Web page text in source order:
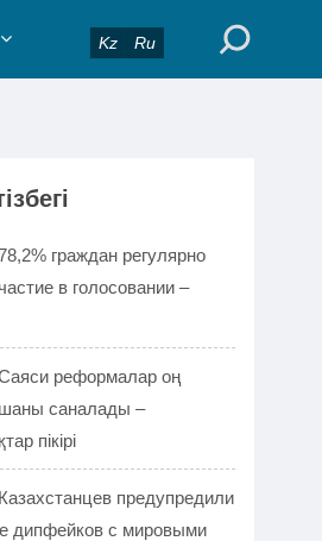
Kz Ru
граждан регулярно
в голосовании –
реформалар оң
саналады –
пікірі
Казахстанцев предупредили
дипфейков с мировыми